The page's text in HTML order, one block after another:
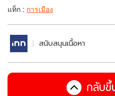
แท็ก : การเมือง
สนับสนุนเนื้อหา
กลับขึ้